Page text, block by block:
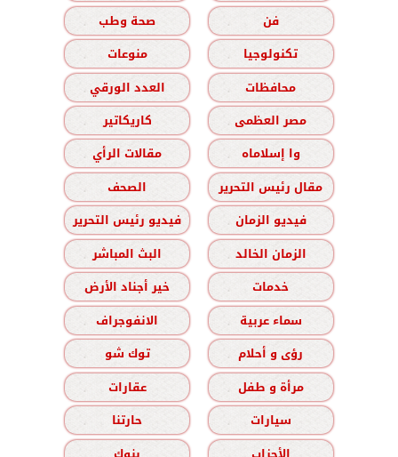
فن
صحة وطب
تكنولوجيا
منوعات
محافظات
العدد الورقي
مصر العظمى
كاريكاتير
وا إسلاماه
مقالات الرأي
مقال رئيس التحرير
الصحف
فيديو الزمان
فيديو رئيس التحرير
الزمان الخالد
البث المباشر
خدمات
خير أجناد الأرض
سماء عربية
الانفوجراف
رؤى و أحلام
توك شو
مرأة و طفل
عقارات
سيارات
حارتنا